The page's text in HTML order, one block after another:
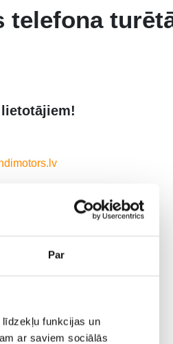
Par
funkcijas un
ar saviem sociālās
telefona